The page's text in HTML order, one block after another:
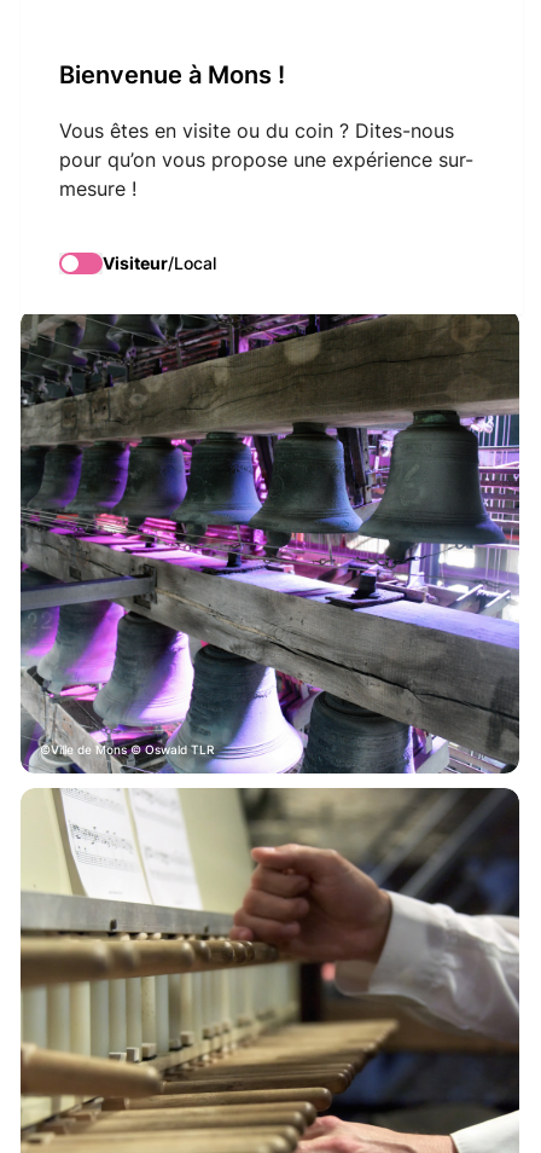
Bienvenue à Mons !
Vous êtes en visite ou du coin ? Dites-nous
pour qu’on vous propose une expérience sur-
mesure !
Visiteur/Local
Concert de Carillon
Ville de Mons © Oswald TLR